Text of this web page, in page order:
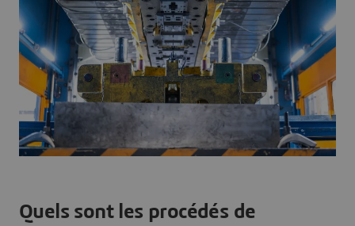
Quels sont les procédés de